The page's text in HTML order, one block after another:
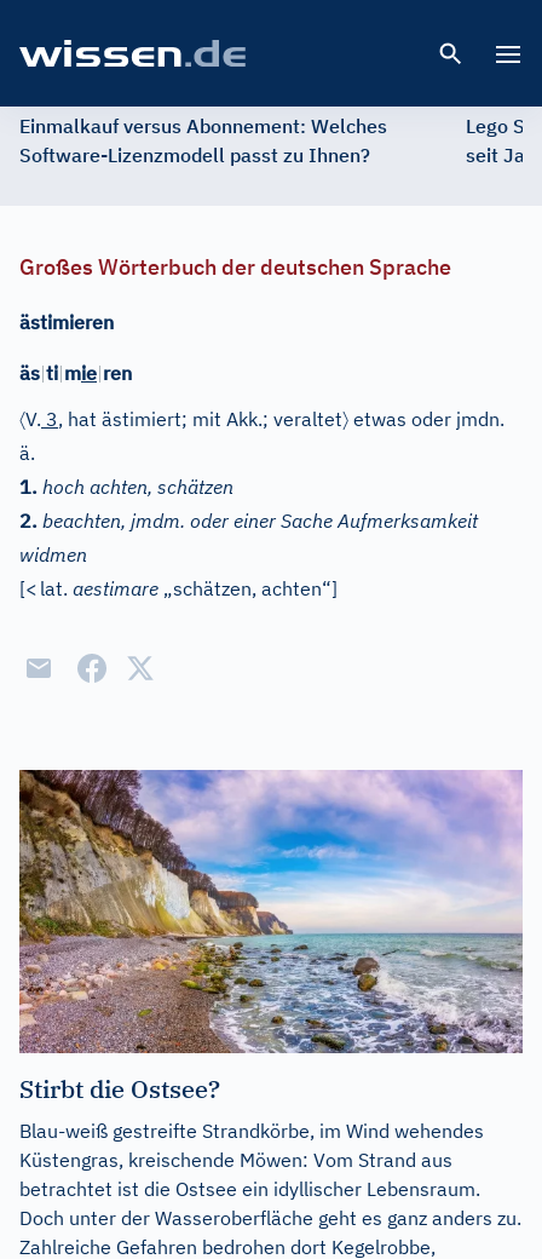
Einmalkauf versus Abonnement: Welches
Software-Lizenzmodell passt zu Ihnen?
Lego
seit
Großes Wörterbuch der deutschen Sprache
ästimieren
äs|ti|mie|ren
〈V. 3, hat ästimiert; mit Akk.; veraltet〉 etwas oder jmdn.
ä.
1. hoch achten, schätzen
2. beachten, jmdm. oder einer Sache Aufmerksamkeit
widmen
[< lat. aestimare „schätzen, achten“]
Stirbt die Ostsee?
Blau-weiß gestreifte Strandkörbe, im Wind wehendes
Küstengras, kreischende Möwen: Vom Strand aus
betrachtet ist die Ostsee ein idyllischer Lebensraum.
Doch unter der Wasseroberfläche geht es ganz anders zu.
Zahlreiche Gefahren bedrohen dort Kegelrobbe,